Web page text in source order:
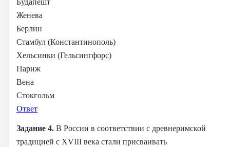
Женева
Берлин
Стамбул (Константинополь)
Хельсинки (Гельсингфорс)
Париж
Вена
Стокгольм
Ответ
Задание 4. В России в соответствии с древнеримской
традицией с XVIII века стали присваивать